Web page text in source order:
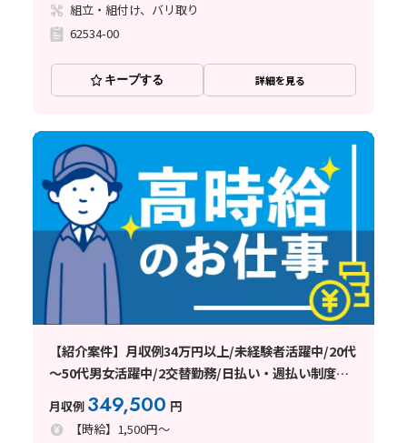
組立・組付け、バリ取り
62534-00
キープする 詳細を見る
【紹介案件】月収例34万円以上/未経験者活躍中/20代
～50代男女活躍中/2交替勤務/日払い・週払い制度あ
月収例 349,500 円
【時給】1,500円～